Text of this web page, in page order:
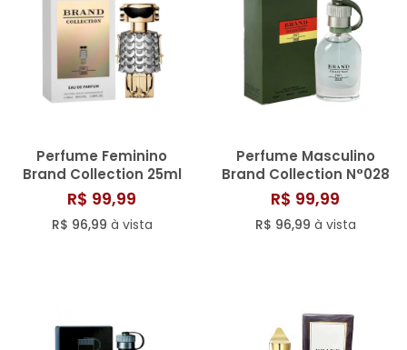
Perfume Feminino
Brand Collection 25ml
N° 365
R$ 99,99
R$ 96,99 à vista
Perfume Masculino
Brand Collection N°028
- 25ML
R$ 99,99
R$ 96,99 à vista